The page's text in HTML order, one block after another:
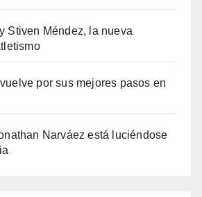
Stiven Méndez, la nueva
por sus mejores pasos en
Narváez está luciéndose